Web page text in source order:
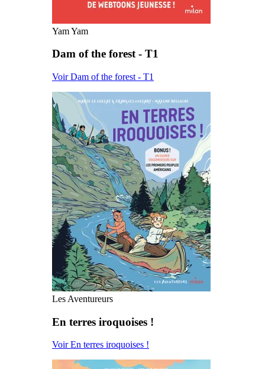
Yam Yam
Dam of the forest - T1
Voir Dam of the forest - T1
Les Aventureurs
En terres iroquoises !
Voir En terres iroquoises !